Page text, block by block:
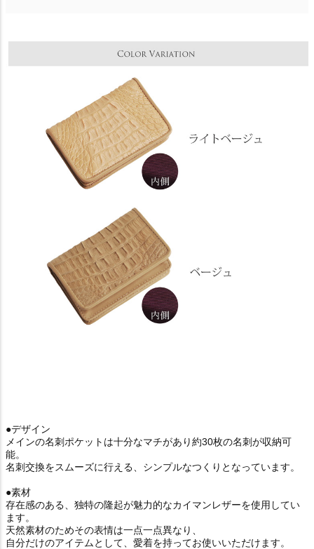
●デザイン
メインの名刺ポケットは十分なマチがあり約30枚の名刺が収納可
能。
名刺交換をスムーズに行える、シンプルなつくりとなっています。
●素材
存在感のある、独特の隆起が魅力的なカイマンレザーを使用してい
ます。
天然素材のためその表情は一点一点異なり、
自分だけのアイテムとして、愛着を持ってお使いいただけます。